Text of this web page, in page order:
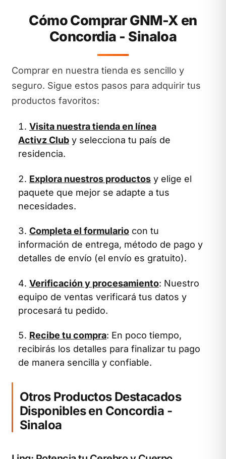
Cómo Comprar GNM-X en
Concordia - Sinaloa
Comprar en nuestra tienda es sencillo y
seguro. Sigue estos pasos para adquirir tus
productos favoritos:
Visita nuestra tienda en línea
Activz Club y selecciona tu país de
residencia.
Explora nuestros productos y elige el
paquete que mejor se adapte a tus
necesidades.
Completa el formulario con tu
información de entrega, método de pago y
detalles de envío (el envío es gratuito).
Verificación y procesamiento: Nuestro
equipo de ventas verificará tus datos y
procesará tu pedido.
Recibe tu compra: En poco tiempo,
recibirás los detalles para finalizar tu pago
de manera sencilla y confiable.
Otros Productos Destacados
Disponibles en Concordia -
Sinaloa